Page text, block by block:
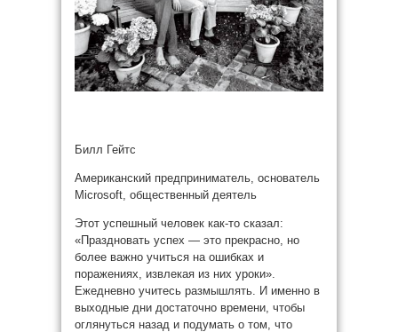
Билл Гейтс
Американский предприниматель, основатель
Microsoft, общественный деятель
Этот успешный человек как-то сказал:
«Праздновать успех — это прекрасно, но
более важно учиться на ошибках и
поражениях, извлекая из них уроки».
Ежедневно учитесь размышлять. И именно в
выходные дни достаточно времени, чтобы
оглянуться назад и подумать о том, что